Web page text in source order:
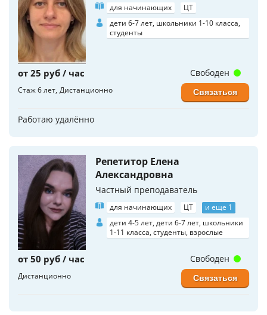
для начинающих
ЦТ
дети 6-7 лет, школьники 1-10 класса,
студенты
от 25 руб / час
Стаж 6 лет Дистанционно
Работаю удалённо
Свободен
Связаться
Репетитор Елена
Александровна
Частный преподаватель
для начинающих ЦТ
и еще 1
дети 4-5 лет, дети 6-7 лет, школьники
1-11 класса, студенты, взрослые
от 50 руб / час
Дистанционно
Свободен
Связаться